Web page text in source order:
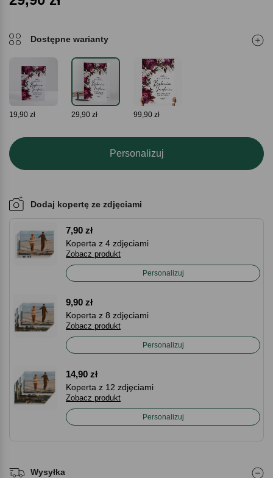
Dostępne warianty
19,90 zł 29,90 zł 99,90 zł
Personalizuj
Dodaj kopertę ze zdjęciami
7,90 zł
Koperta z 4 zdjęciami
Zobacz produkt
Personalizuj
9,90 zł
Koperta z 8 zdjęciami
Zobacz produkt
Personalizuj
14,90 zł
Koperta z 12 zdjęciami
Zobacz produkt
Personalizuj
Wysyłka